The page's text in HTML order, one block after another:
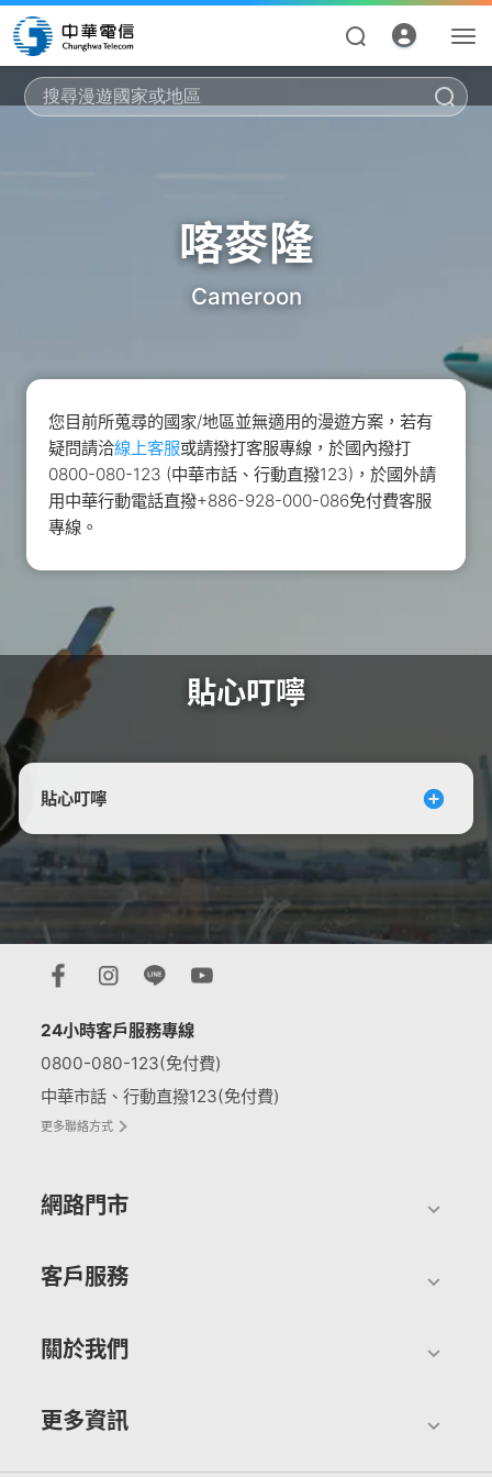
申請查詢
我的帳號
搜
喀麥隆
Cameroon
您目前所蒐尋的國家/地區並無適用的漫遊方案，若有
疑問請洽線上客服或請撥打客服專線，於國內撥打
0800-080-123 (中華市話、行動直撥123)，於國外請
用中華行動電話直撥+886-928-000-086免付費客服
專線。
貼心叮嚀
貼心叮嚀
24小時客戶服務專線
0800-080-123(免付費)
中華市話、行動直撥123(免付費)
更多聯絡方式
網路門市
客戶服務
關於我們
更多資訊